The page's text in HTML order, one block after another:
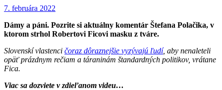
7. februára 2022
Dámy a páni. Pozrite si aktuálny komentár Štefana Polačika, v
ktorom strhol Robertovi Ficovi masku z tváre.
Slovenskí vlastenci čoraz dôraznejšie vyzývajú ľudí, aby nenaleteli
opäť prázdnym rečiam a táraninám štandardných politikov, vrátane
Fica.
Viac sa dozviete v zdieľanom videu…